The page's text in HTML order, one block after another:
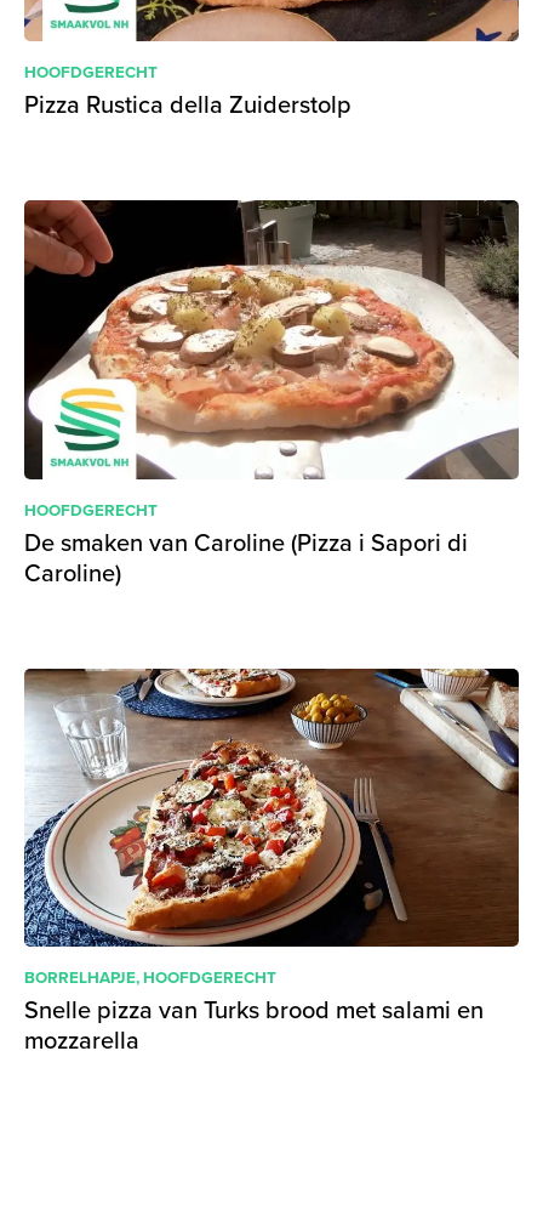
HOOFDGERECHT
Pizza Rustica della Zuiderstolp
HOOFDGERECHT
De smaken van Caroline (Pizza i Sapori di
Caroline)
BORRELHAPJE,HOOFDGERECHT
Snelle pizza van Turks brood met salami en
mozzarella